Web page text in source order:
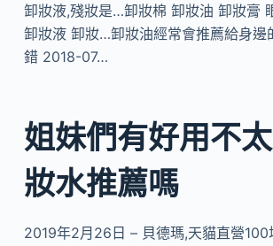
卸妝液,殘妝是…卸妝棉 卸妝油 卸妝膏
卸妝液 卸妝…卸妝油經常會推薦給身邊
錯 2018-07…
姐妹們有好用不
妝水推薦嗎
2019年2月26日 – 貝德瑪,天貓直營